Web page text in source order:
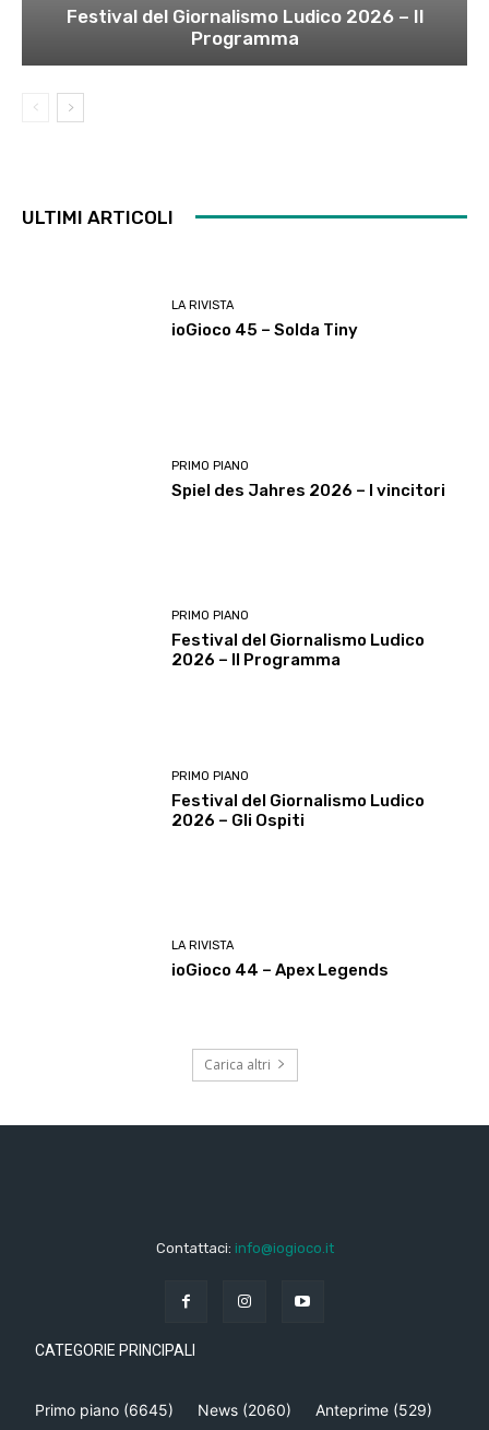
Festival del Giornalismo Ludico 2026 – Il
Programma
ULTIMI ARTICOLI
LA RIVISTA
ioGioco 45 – Solda Tiny
PRIMO PIANO
Spiel des Jahres 2026 – I vincitori
PRIMO PIANO
Festival del Giornalismo Ludico
2026 – Il Programma
PRIMO PIANO
Festival del Giornalismo Ludico
2026 – Gli Ospiti
LA RIVISTA
ioGioco 44 – Apex Legends
Carica altri
Contattaci: info@iogioco.it
CATEGORIE PRINCIPALI
Primo piano (6645) News (2060) Anteprime (529)